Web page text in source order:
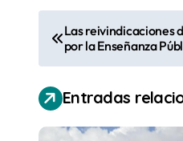
a
v
e
Las reivindicaciones
por la Enseñanza
Entradas